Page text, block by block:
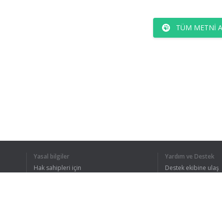
TÜM METNI
Yasal bilgiler
Hak sahipleri için
Yardım ve Destek
Destek ekibine ulaş